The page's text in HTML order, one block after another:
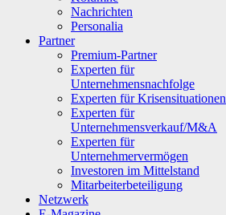
Nachrichten
Personalia
Partner
Premium-Partner
Experten für
Unternehmensnachfolge
Experten für Krisensituationen
Experten für
Unternehmensverkauf/M&A
Experten für
Unternehmervermögen
Investoren im Mittelstand
Mitarbeiterbeteiligung
Netzwerk